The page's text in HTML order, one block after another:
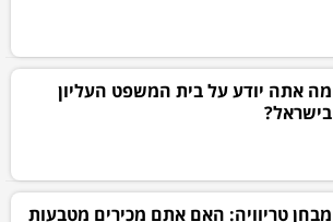
מה אתה יודע על בית המשפט העליון
בישראל?
מבחן טריוויה: האם אתם מכירים מטבעות